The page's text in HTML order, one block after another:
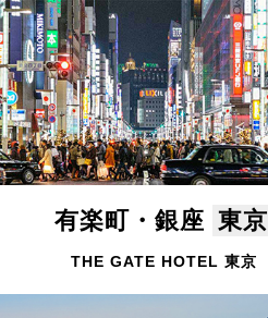
有楽町・銀座 東京
THE GATE HOTEL 東京